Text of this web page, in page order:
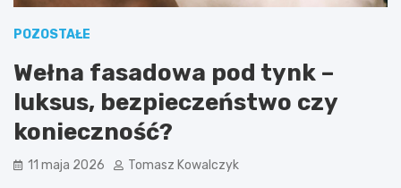
POZOSTAŁE
Wełna fasadowa pod tynk –
luksus, bezpieczeństwo czy
konieczność?
11 maja 2026 Tomasz Kowalczyk